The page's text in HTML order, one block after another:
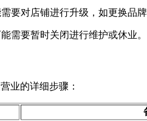
需要对店铺进行升级，如更换品
能需要暂时关闭进行维护或休业。
业的详细步骤：